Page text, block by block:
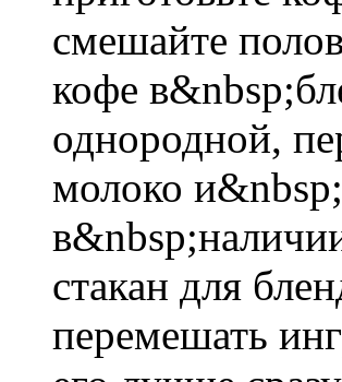
смешайте
кофе
однородной,
молоко
стакан для
перемешать